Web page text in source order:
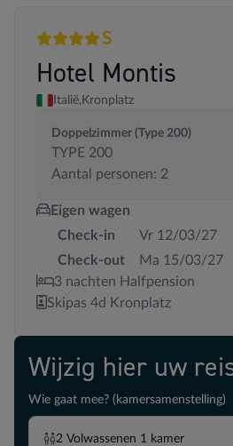
4 sterrenSuperior
S
Hotel Montis
Italië, Kronplatz
Doppelzimmer (Type 200)
TYPE 200
Aantal personen: 2
Eigen wagen
Check-in
Vr 12/03/27
Check-out
Ma 15/03/27
3 nachten Halfpension
Skipas 4d Kronplatz
Wijzig hier uw
Wie gaat mee? (kamersamenstelling)
2 Volwassenen 1 kamer